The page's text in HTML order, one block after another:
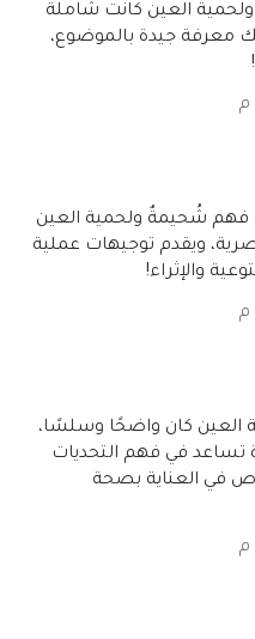
العين كانت شاملة
معرفة جيدة بالموضوع،
شُحيمةٌ ولحمية العين
ويقدم توجيهات عملية
والإثراء!
كان واضحًا وسلسًا،
في فهم التحديات
في العناية بصحة